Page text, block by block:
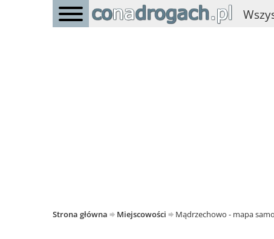
Strona główna Miejscowości Mądrzechowo - mapa